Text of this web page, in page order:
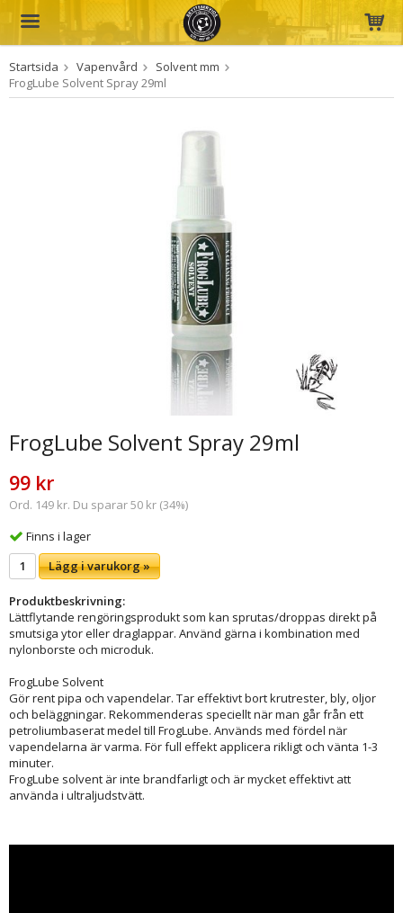
Produkten har blivit tillagd i varukorgen
Startsida Vapenvård
Solvent mm
FrogLube Solvent Spray 29ml
FrogLube Solvent Spray 29ml
99 kr
Ord. 149 kr. Du sparar 50 kr (34%)
Finns i lager
Lägg i varukorg »
Produktbeskrivning:
Lättflytande rengöringsprodukt som kan sprutas/droppas direkt på
smutsiga ytor eller draglappar. Använd gärna i kombination med
nylonborste och microduk.
FrogLube Solvent
Gör rent pipa och vapendelar. Tar effektivt bort krutrester, bly, oljor
och beläggningar. Rekommenderas speciellt när man går från ett
petroliumbaserat medel till FrogLube. Används med fördel när
vapendelarna är varma. För full effekt applicera rikligt och vänta 1-3
minuter.
FrogLube solvent är inte brandfarligt och är mycket effektivt att
använda i ultraljudstvätt.